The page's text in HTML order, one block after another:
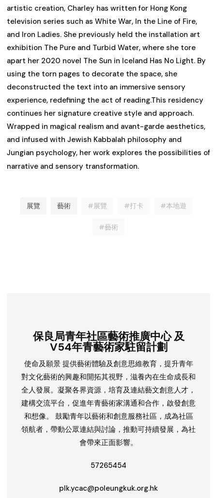
artistic creation, Charley has written for Hong Kong
television series such as White War, In the Line of Fire,
and Iron Ladies. She previously held the installation art
exhibition The Pure and Turbid Water, where she tore
apart her 2020 novel The Sun in Iceland Has No Light. By
using the torn pages to decorate the space, she
deconstructed the text into an immersive sensory
experience, redefining the act of reading.This residency
continues her signature creative style and approach.
Wrapped in magical realism and avant-garde aesthetics,
and infused with Jewish Kabbalah philosophy and
Jungian psychology, her work explores the possibilities of
narrative and sensory transformation.
展覽 藝術 #展覽 #打卡 #本地遊
#藝術
保良局青年社區藝術推廣中心 及
V54年青藝術家駐留計劃
使命及願景 提供藝術體驗及創意思維教育，提升青年
對文化藝術的興趣和開拓其視野，滋養內在生命成長和
全人發展。凝聚各界資源，培育及連結藝文創意人才，
建構交流平台，促進年青藝術家溝通和合作，啟發創意
和想像。 鼓勵青年以藝術和創意服務社區，成為社區
領航者，帶動公眾連結與討論，推動可持續發展，為社
會帶來正面影響。
57265454
plk.ycac@poleungkuk.org.hk